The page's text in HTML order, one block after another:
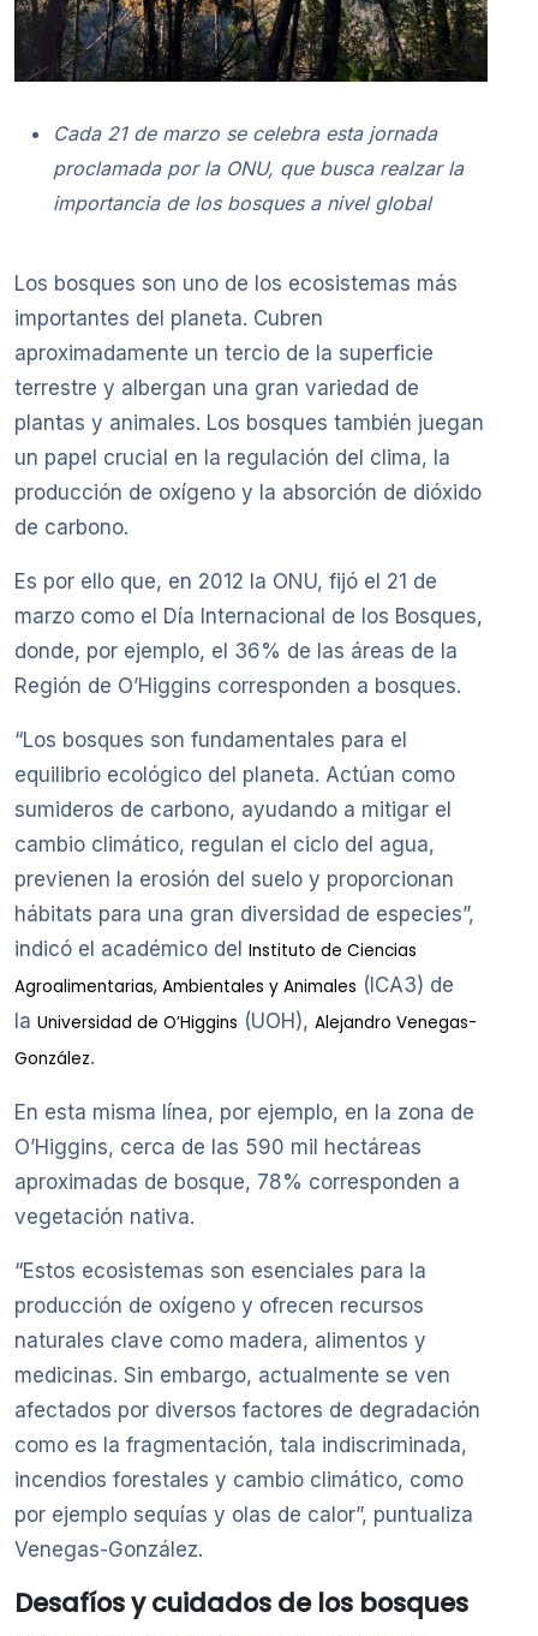
Cada 21 de marzo se celebra esta jornada
proclamada por la ONU, que busca realzar la
importancia de los bosques a nivel global
Los bosques son uno de los ecosistemas más
importantes del planeta. Cubren
aproximadamente un tercio de la superficie
terrestre y albergan una gran variedad de
plantas y animales. Los bosques también juegan
un papel crucial en la regulación del clima, la
producción de oxígeno y la absorción de dióxido
de carbono.
Es por ello que, en 2012 la ONU, fijó el 21 de
marzo como el Día Internacional de los Bosques,
donde, por ejemplo, el 36% de las áreas de la
Región de O’Higgins corresponden a bosques.
“Los bosques son fundamentales para el
equilibrio ecológico del planeta. Actúan como
sumideros de carbono, ayudando a mitigar el
cambio climático, regulan el ciclo del agua,
previenen la erosión del suelo y proporcionan
hábitats para una gran diversidad de especies”,
indicó el académico del Instituto de Ciencias
Agroalimentarias, Ambientales y Animales (ICA3) de
la Universidad de O’Higgins (UOH), Alejandro Venegas-
González.
En esta misma línea, por ejemplo, en la zona de
O’Higgins, cerca de las 590 mil hectáreas
aproximadas de bosque, 78% corresponden a
vegetación nativa.
“Estos ecosistemas son esenciales para la
producción de oxígeno y ofrecen recursos
naturales clave como madera, alimentos y
medicinas. Sin embargo, actualmente se ven
afectados por diversos factores de degradación
como es la fragmentación, tala indiscriminada,
incendios forestales y cambio climático, como
por ejemplo sequías y olas de calor”, puntualiza
Venegas-González.
Desafíos y cuidados de los bosques